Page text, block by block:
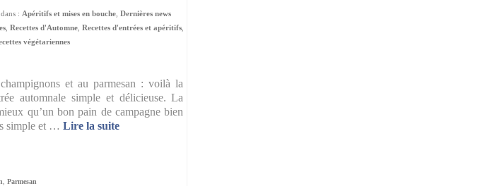
: Apéritifs et mises en bouche ,Dernières news
,Recettes d'Automne ,Recettes d'entrées et apéritifs
végétariennes
et au parmesan : voilà la
automnale simple et délicieuse. La
qu’un bon pain de campagne bien
simple et …Lire la suite­­
,Parmesan